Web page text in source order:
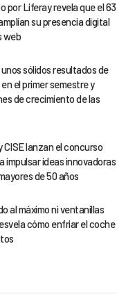
por Liferay revela que el 63
su presencia digital
web
sólidos resultados de
el primer semestre y
de crecimiento de las
lanzan el concurso
impulsar ideas innovadoras
de 50 años
al máximo ni ventanillas
cómo enfriar el coche